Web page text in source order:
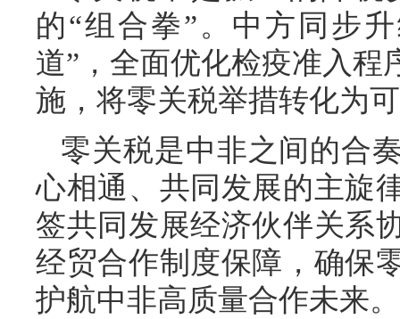
的“组合拳”。中方同步
道”，全面优化检疫准入
施，将零关税举措转化为
零关税是中非之间的合
心相通、共同发展的主旋
签共同发展经济伙伴关系
经贸合作制度保障，确保
护航中非高质量合作未来。